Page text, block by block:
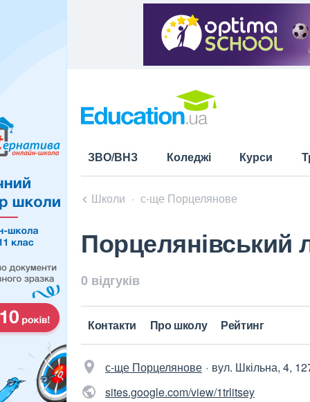
ЗВО/ВНЗ Коледжі Курси
Школи с-ще Порцелянове
Порцелянівський
0 відгуків
Контакти Про школу Рейтинг
с-ще Порцелянове
вул. Шкільна, 4,
sites.google.com/view/1trlitsey